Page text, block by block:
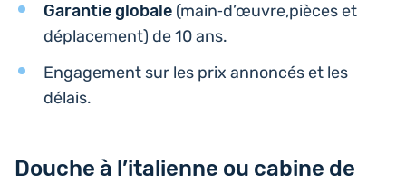
Garan­tie globale (main‑d’œuvre,pièces et
dépla­ce­ment) de 10 ans.
Enga­ge­ment sur les prix annon­cés et les
délais.
Douche à l’italienne ou cabine de